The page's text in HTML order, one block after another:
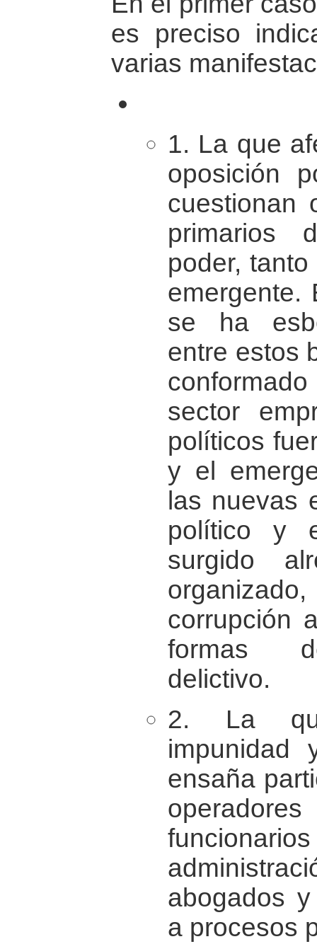
es preciso
varias
1. La que
oposición
cuestionan
primarios
poder,
emergente.
se ha
entre estos
sector
políticos
y el
las nuevas
político y
surgido
corrupción
formas
delictivo.
2. La
ensaña
abogados
a procesos